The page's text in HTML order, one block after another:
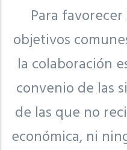
Para
objetivos
la colaboración
convenio de las
de las que no
económica, ni